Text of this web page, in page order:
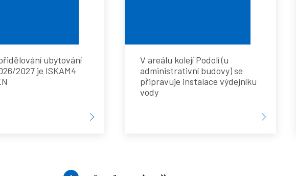
ubytování
2027 je ISKAM4
V areálu kolejí Podolí (u
administrativní budovy) se
připravuje instalace výdejníku
vody